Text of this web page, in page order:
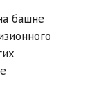
башне